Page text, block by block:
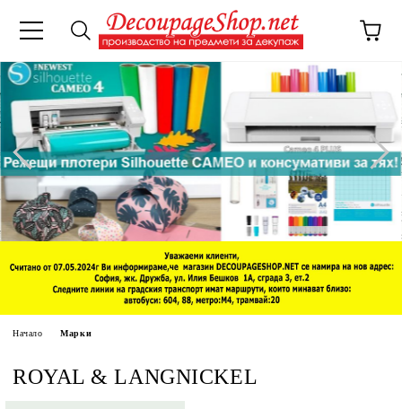
Начало Марки
ROYAL & LANGNICKEL